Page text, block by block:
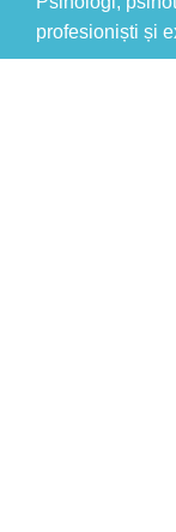
profesioniști și